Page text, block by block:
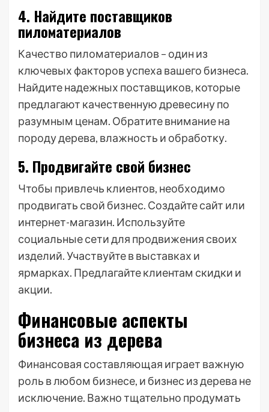
4. Найдите поставщиков
пиломатериалов
Качество пиломатериалов – один из
ключевых факторов успеха вашего бизнеса.
Найдите надежных поставщиков, которые
предлагают качественную древесину по
разумным ценам. Обратите внимание на
породу дерева, влажность и обработку.
5. Продвигайте свой бизнес
Чтобы привлечь клиентов, необходимо
продвигать свой бизнес. Создайте сайт или
интернет-магазин. Используйте
социальные сети для продвижения своих
изделий. Участвуйте в выставках и
ярмарках. Предлагайте клиентам скидки и
акции.
Финансовые аспекты
бизнеса из дерева
Финансовая составляющая играет важную
роль в любом бизнесе, и бизнес из дерева не
исключение. Важно тщательно продумать